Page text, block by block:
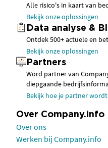
Alle risico's in kaart van
Bekijk onze oplossingen
Data analyse & BI
Ontdek 500+ actuele en
Bekijk onze oplossingen
Partners
Word partner van
diepgaande
Bekijk hoe je partner wordt
Over Company.info
Over ons
Werken bij Company.info